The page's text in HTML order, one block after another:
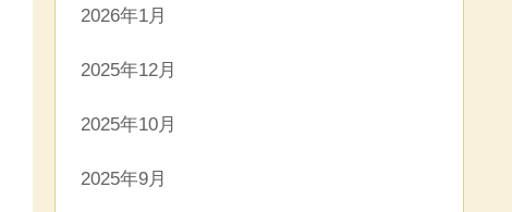
2026年1月
2025年12月
2025年10月
2025年9月